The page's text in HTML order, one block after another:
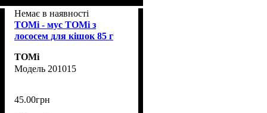
Немає в наявності
TOMi - мус TOMi з
лососем для кішок 85 г
TOMi
201015
45.00грн